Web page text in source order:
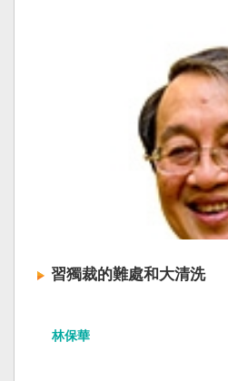
習獨裁的難處和大清洗
林保華